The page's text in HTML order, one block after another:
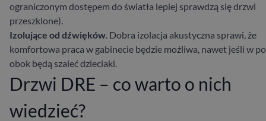
ograniczonym dostępem do światła lepiej sprawdzą się drzwi
przeszklone).
Izolujące od dźwięków. Dobra izolacja akustyczna sprawi, że
komfortowa praca w gabinecie będzie możliwa, nawet jeśli w
obok będą szaleć dzieciaki.
Drzwi DRE – co warto o nich
wiedzieć?